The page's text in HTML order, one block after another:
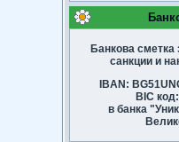
Банкова
санкции и
IBAN:
BIC
в банка